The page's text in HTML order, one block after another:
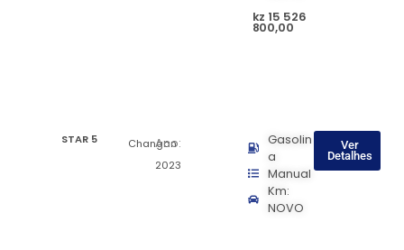
kz 15 526
800,00
STAR 5 Changan
Ano:
2023
Gasolin
a
Manual
Km:
NOVO
Ver
Detalhes